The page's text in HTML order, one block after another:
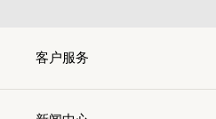
客户服务